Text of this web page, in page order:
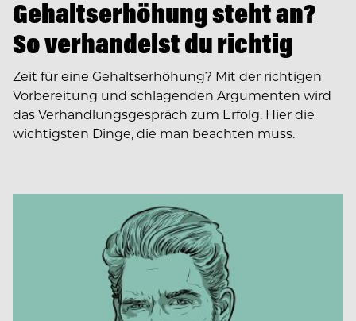
Gehaltserhöhung steht an?
So verhandelst du richtig
Zeit für eine Gehaltserhöhung? Mit der richtigen
Vorbereitung und schlagenden Argumenten wird
das Verhandlungsgespräch zum Erfolg. Hier die
wichtigsten Dinge, die man beachten muss.